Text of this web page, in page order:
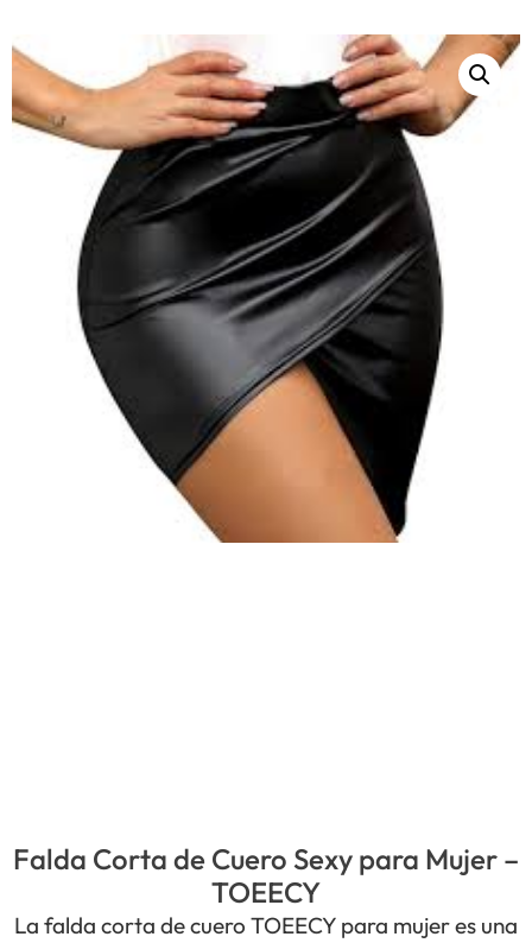
Falda Corta de Cuero Sexy para Mujer –
TOEECY
La falda corta de cuero TOEECY para mujer es una